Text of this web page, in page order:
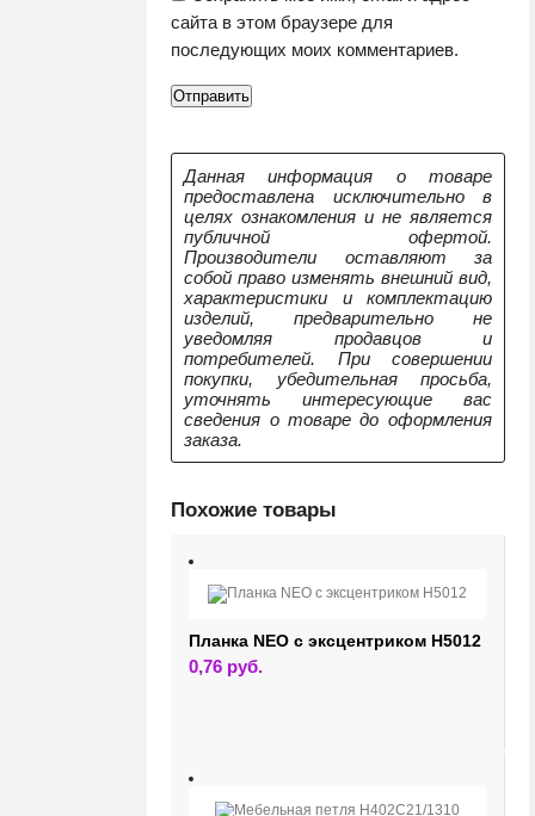
сайта в этом браузере для
последующих моих комментариев.
Данная информация о товаре
предоставлена исключительно в
целях ознакомления и не является
публичной офертой.
Производители оставляют за
собой право изменять внешний вид,
характеристики и комплектацию
изделий, предварительно не
уведомляя продавцов и
потребителей. При совершении
покупки, убедительная просьба,
уточнять интересующие вас
сведения о товаре до оформления
заказа.
Похожие товары
Планка NEO с эксцентриком H5012
0,76 руб.